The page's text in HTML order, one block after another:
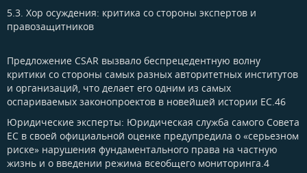
5.3. Хор осуждения: критика со стороны экспертов и
правозащитников​
Предложение CSAR вызвало беспрецедентную волну
критики со стороны самых разных авторитетных институтов
и организаций, что делает его одним из самых
оспариваемых законопроектов в новейшей истории ЕС.46
Юридические эксперты: Юридическая служба самого Совета
ЕС в своей официальной оценке предупредила о «серьезном
риске» нарушения фундаментального права на частную
жизнь и о введении режима всеобщего мониторинга.4